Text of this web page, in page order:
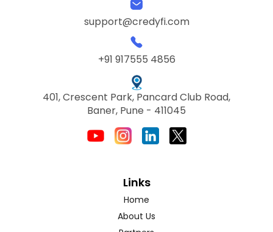
support@credyfi.com
+91 917555 4856
401, Crescent Park, Pancard Club Road,
Baner, Pune - 411045
Links
Home
About Us